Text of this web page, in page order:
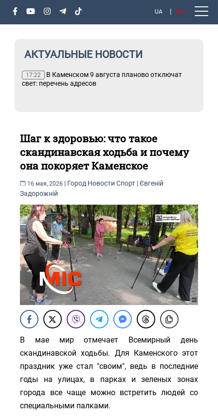
UA RU
АКТУАЛЬНЫЕ НОВОСТИ
17:22
В Каменском 9 августа планово отключат
свет: перечень адресов
Шаг к здоровью: что такое
скандинавская ходьба и почему
она покоряет Каменское
16 мая, 2026 | Город Новости Спорт |Євгеній
Задорожній
В мае мир отмечает Всемирный день
скандинавской ходьбы. Для Каменского этот
праздник уже стал "своим", ведь в последние
годы на улицах, в парках и зеленых зонах
города все чаще можно встретить людей со
специальными палками.